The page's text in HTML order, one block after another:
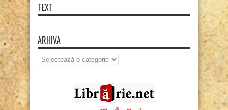
TEXT
ARHIVA
Arhiva